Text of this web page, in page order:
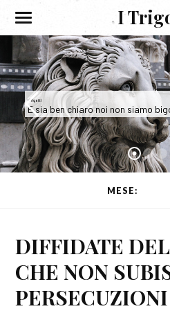
I
I Trigotti
E sia ben chiaro noi non siamo
MESE:
DIFFIDATE
CHE NON
PERSECUZIONI